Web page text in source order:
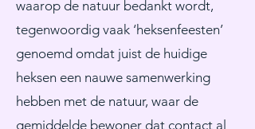
waarop de natuur bedankt wordt,
tegenwoordig vaak ‘heksenfeesten’
genoemd omdat juist de huidige
heksen een nauwe samenwerking
hebben met de natuur, waar de
gemiddelde bewoner dat contact al